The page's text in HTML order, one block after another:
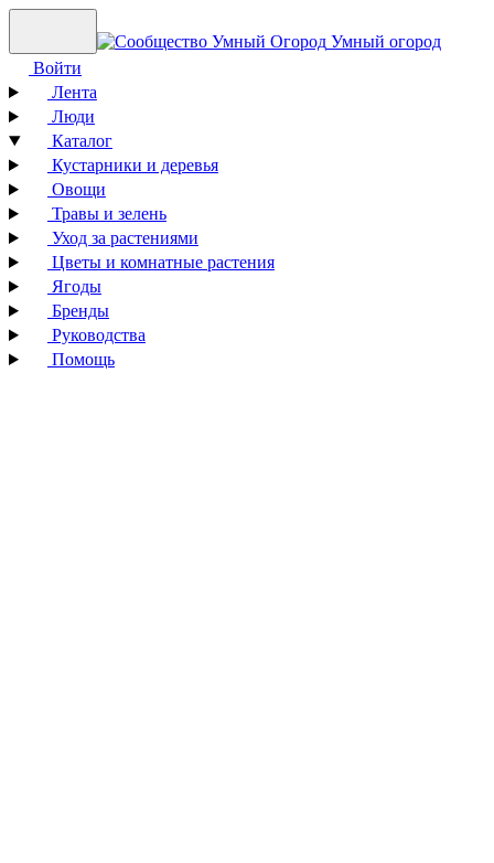
Умный огород
Войти
Лента
Люди
Каталог
Кустарники и деревья
Овощи
Травы и зелень
Уход за растениями
Цветы и комнатные растения
Ягоды
Бренды
Руководства
Помощь